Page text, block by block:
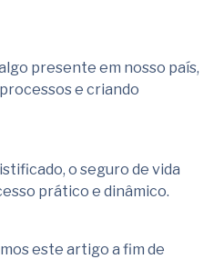
presente em nosso país,
e criando
o seguro de vida
prático e dinâmico.
este artigo a fim de